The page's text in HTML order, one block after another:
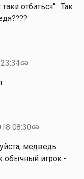
отбиться" . Так
link
08:30link
медведь
обычный игрок -